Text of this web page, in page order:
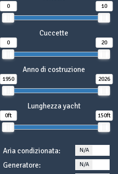
0 10
Cuccette
0 20
Anno di costruzione
1950 2026
Lunghezza yacht
0ft 150ft
Aria condizionata: N/A
Generatore: N/A